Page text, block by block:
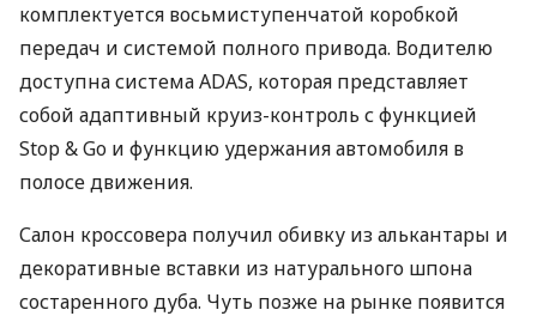
комплектуется восьмиступенчатой коробкой
передач и системой полного привода. Водителю
доступна системаADAS, которая представляет
собой адаптивный круиз-контроль с функцией
Stop & Go и функцию удержания автомобиля в
полосе движения.
Салон кроссовера получил обивку из алькантары и
декоративные вставки из натурального шпона
состаренного дуба. Чуть позже на рынке появится